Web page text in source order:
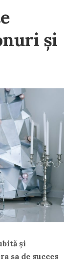
și
și
sa de succes